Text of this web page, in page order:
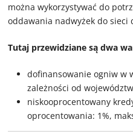
można wykorzystywać do
oddawania nadwyżek do sieci
Tutaj przewidziane są dwa
dofinansowanie ogniw w
zależności od
niskooprocentowany
oprocentowania: 1%,